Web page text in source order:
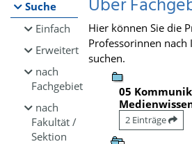
Suche
Einfach
Erweitert
nach
Fachgebiet
nach
Fakultät /
Sektion
Über
Hier können Sie die
Professorinnen nach
suchen.
05
2 Einträge